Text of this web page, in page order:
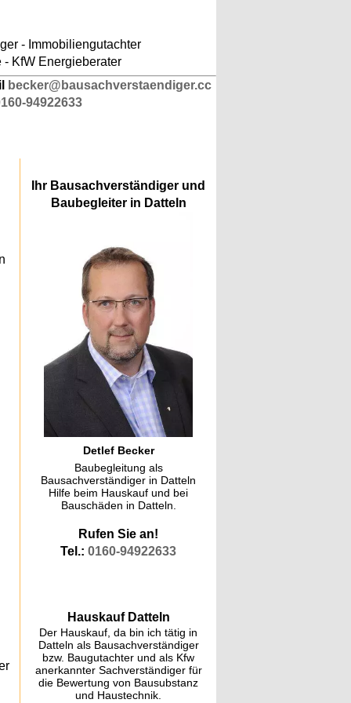
- Immobiliengutachter
- KfW Energieberater
becker@bausachverstaendiger.cc
94922633
Ihr Bausachverständiger und
Baubegleiter in Datteln
Detlef Becker
Baubegleitung als
Bausachverständiger in Datteln
Hilfe beim Hauskauf und bei
Bauschäden in Datteln.
Rufen Sie an!
Tel.: 0160-94922633
Hauskauf Datteln
Der Hauskauf, da bin ich tätig in
Datteln als Bausachverständiger
bzw. Baugutachter und als Kfw
anerkannter Sachverständiger für
die Bewertung von Bausubstanz
und Haustechnik.